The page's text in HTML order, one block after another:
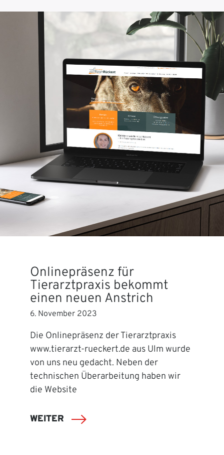
Onlinepräsenz für
Tierarztpraxis bekommt
einen neuen Anstrich
6. November 2023
Die Onlinepräsenz der Tierarztpraxis
www.tierarzt-rueckert.de aus Ulm wurde
von uns neu gedacht. Neben der
technischen Überarbeitung haben wir
die Website
WEITER